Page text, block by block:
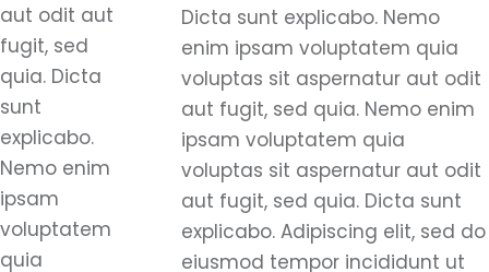
aut odit aut
fugit, sed
quia. Dicta
sunt
explicabo.
Nemo enim
ipsam
voluptatem
quia
Dicta sunt explicabo. Nemo
enim ipsam voluptatem quia
voluptas sit aspernatur aut odit
aut fugit, sed quia. Nemo enim
ipsam voluptatem quia
voluptas sit aspernatur aut odit
aut fugit, sed quia. Dicta sunt
explicabo. Adipiscing elit, sed do
eiusmod tempor incididunt ut